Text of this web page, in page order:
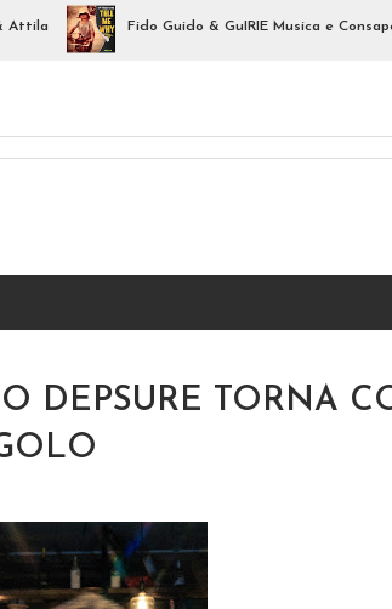
Fido Guido & GuIRIE Musica e
DEPSURE TORNA